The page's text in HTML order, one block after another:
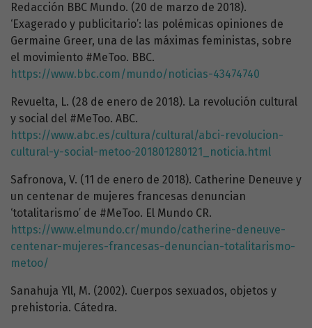
Redacción BBC Mundo. (20 de marzo de 2018).
‘Exagerado y publicitario’: las polémicas opiniones de
Germaine Greer, una de las máximas feministas, sobre
el movimiento #MeToo. BBC.
https://www.bbc.com/mundo/noticias-43474740
Revuelta, L. (28 de enero de 2018). La revolución cultural
y social del #MeToo. ABC.
https://www.abc.es/cultura/cultural/abci-revolucion-
cultural-y-social-metoo-201801280121_noticia.html
Safronova, V. (11 de enero de 2018). Catherine Deneuve y
un centenar de mujeres francesas denuncian
‘totalitarismo’ de #MeToo. El Mundo CR.
https://www.elmundo.cr/mundo/catherine-deneuve-
centenar-mujeres-francesas-denuncian-totalitarismo-
metoo/
Sanahuja Yll, M. (2002). Cuerpos sexuados, objetos y
prehistoria. Cátedra.